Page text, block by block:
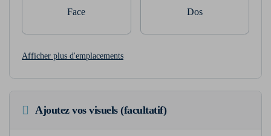
Face Dos
Afficher plus d'emplacements
Ajoutez vos visuels (facultatif)